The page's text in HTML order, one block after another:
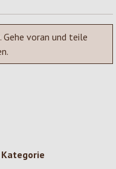
Gehe voran und teile